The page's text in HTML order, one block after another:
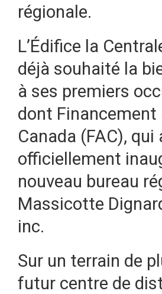
régionale.
L’Édifice la
déjà souhaité la
à ses premiers
dont Financement
Canada (FAC), qui
officiellement
nouveau bureau
Massicotte
inc.
Sur un terrain de
futur centre de